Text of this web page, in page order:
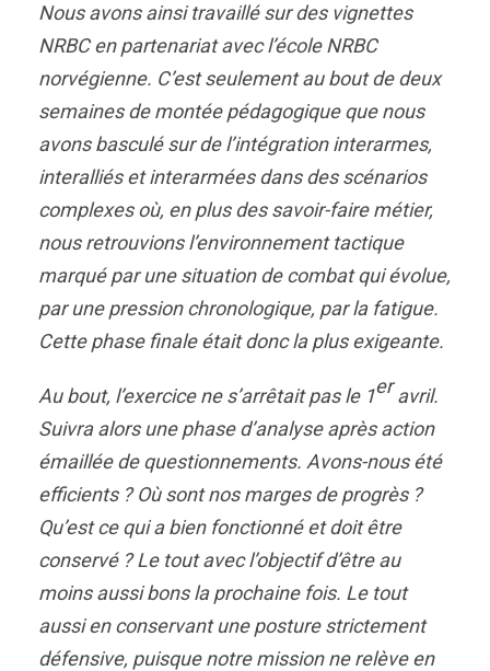
Nous avons ainsi travaillé sur des vignettes
NRBC en partenariat avec l’école NRBC
norvégienne. C’est seulement au bout de deux
semaines de montée pédagogique que nous
avons basculé sur de l’intégration interarmes,
interalliés et interarmées dans des scénarios
complexes où, en plus des savoir-faire métier,
nous retrouvions l’environnement tactique
marqué par une situation de combat qui évolue,
par une pression chronologique, par la fatigue.
Cette phase finale était donc la plus exigeante.
Au bout, l’exercice ne s’arrêtait pas le 1er avril.
Suivra alors une phase d’analyse après action
émaillée de questionnements. Avons-nous été
efficients ? Où sont nos marges de progrès ?
Qu’est ce qui a bien fonctionné et doit être
conservé ? Le tout avec l’objectif d’être au
moins aussi bons la prochaine fois. Le tout
aussi en conservant une posture strictement
défensive, puisque notre mission ne relève en